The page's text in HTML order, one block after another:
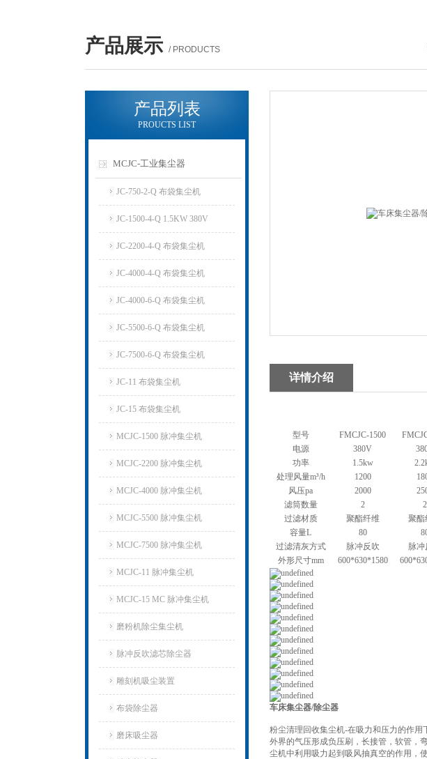
产品展示 / PRODUCTS
产品列表
PROUCTS LIST
MCJC-工业集尘器
JC-750-2-Q 布袋集尘机
JC-1500-4-Q 1.5KW 380V
JC-2200-4-Q 布袋集尘机
JC-4000-4-Q 布袋集尘机
JC-4000-6-Q 布袋集尘机
JC-5500-6-Q 布袋集尘机
JC-7500-6-Q 布袋集尘机
JC-11 布袋集尘机
JC-15 布袋集尘机
MCJC-1500 脉冲集尘机
MCJC-2200 脉冲集尘机
MCJC-4000 脉冲集尘机
MCJC-5500 脉冲集尘机
MCJC-7500 脉冲集尘机
MCJC-11 脉冲集尘机
MCJC-15 MC 脉冲集尘机
磨粉机除尘集尘机
脉冲反吹滤芯除尘器
雕刻机吸尘装置
布袋除尘器
磨床吸尘器
详情介绍
型号 FMCJC-1500
电源
380V
功率
1.5kw
处理风量m³/h
1200
风压pa
2000
滤筒数量
2 2
过滤材质
聚酯纤维 聚酯
容量L
80
过滤清灰方式
脉冲反吹 脉冲
外形尺寸mm
600*630*1580
车床集尘器/除尘器
粉尘清理回收集尘机-在吸力和压力的作
外界的气压形成负压刷，长接管，软管，
尘机中利用吸力起到吸风抽真空的作用，